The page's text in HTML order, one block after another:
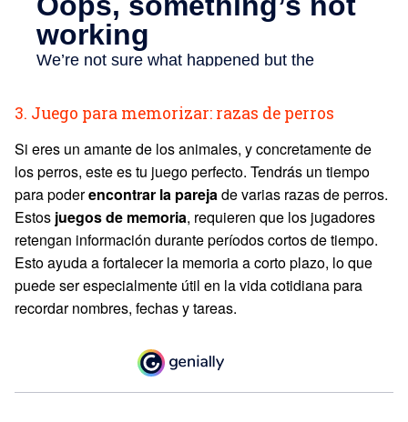
3. Juego para memorizar: razas de perros
Si eres un amante de los animales, y concretamente de
los perros, este es tu juego perfecto. Tendrás un tiempo
para poderencontrar la pareja de varias razas de perros.
Estos juegos de memoria, requieren que los jugadores
retengan información durante períodos cortos de tiempo.
Esto ayuda a fortalecer la memoria a corto plazo, lo que
puede ser especialmente útil en la vida cotidiana para
recordar nombres, fechas y tareas.